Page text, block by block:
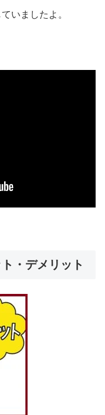
いましたよ。
・デメリット